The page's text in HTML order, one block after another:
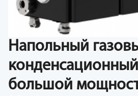
Напольный
большой